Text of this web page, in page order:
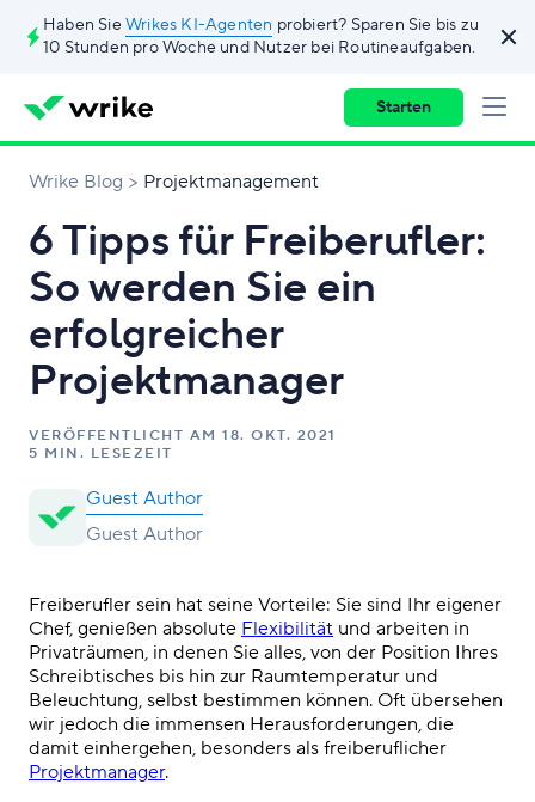
Haben Sie Wrikes KI-Agenten probiert? Sparen Sie bis zu
10 Stunden pro Woche und Nutzer bei Routineaufgaben.
Starten
Wrike Blog Projektmanagement
6 Tipps für Freiberufler:
So werden Sie ein
erfolgreicher
Projektmanager
VERÖFFENTLICHT AM 18. OKT. 2021
5 MIN. LESEZEIT
Guest Author
Guest Author
Freiberufler sein hat seine Vorteile: Sie sind Ihr eigener
Chef, genießen absolute Flexibilität und arbeiten in
Privaträumen, in denen Sie alles, von der Position Ihres
Schreibtisches bis hin zur Raumtemperatur und
Beleuchtung, selbst bestimmen können. Oft übersehen
wir jedoch die immensen Herausforderungen, die
damit einhergehen, besonders als freiberuflicher
Projektmanager.